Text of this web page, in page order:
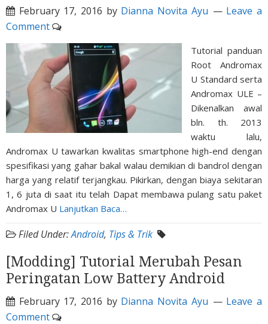
February 17, 2016 by Dianna Novita Ayu
Leave a
Comment
Tutorial panduan
Root Andromax
U Standard serta
Andromax ULE –
Dikenalkan awal
bln. th. 2013
waktu lalu,
Andromax U tawarkan kwalitas smartphone high-end dengan
spesifikasi yang gahar bakal walau demikian di bandrol dengan
harga yang relatif terjangkau. Pikirkan, dengan biaya sekitaran
1, 6 juta di saat itu telah Dapat membawa pulang satu paket
Andromax U Lanjutkan Baca…
Filed Under:Android, Tips & Trik
[Modding] Tutorial Merubah Pesan
Peringatan Low Battery Android
February 17, 2016 by Dianna Novita Ayu
Leave a
Comment